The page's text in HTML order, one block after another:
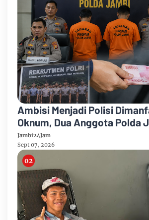
Ambisi Menjadi Polisi
Oknum, Dua Anggota Polda
Diduga Tipu Calon Bintara
Kelulusan
Jambi24Jam
Sept 07, 2026